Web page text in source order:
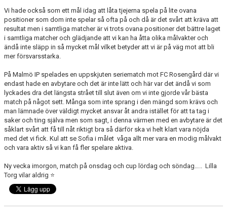
Vi hade också som ett mål idag att låta tjejerna spela på lite ovana
positioner som dom inte spelar så ofta på och då är det svårt att kräva att
resultat men i samtliga matcher är vi trots ovana positioner det bättre laget
i samtliga matcher och glädjande att vi kan ha åtta olika målvakter och
ändå inte släpp in så mycket mål vilket betyder att vi är på väg mot att bli
mer försvarsstarka.
På Malmö IP spelades en uppskjuten seriematch mot FC Rosengård där vi
endast hade en avbytare och det är inte lätt och här var det ändå vi som
lyckades dra det längsta strået till slut även om vi inte gjorde vår bästa
match på något sett. Många som inte sprang i den mängd som krävs och
man lämnade över väldigt mycket ansvar åt andra istället för att ta tag i
saker och ting själva men som sagt, i denna värmen med en avbytare är det
såklart svårt att få till nåt riktigt bra så därför ska vi helt klart vara nöjda
med det vi fick. Kul att se Sofia i målet våga allt mer vara en modig målvakt
och vara aktiv så vi kan få fler spelare aktiva.
Ny vecka imorgon, match på onsdag och cup lördag och söndag….. Lilla
Torg vilar aldrig ⭐️